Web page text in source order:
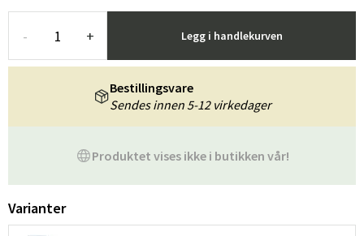
- + Legg i handlekurven
Produktet vises ikke i butikken vår!
Bestillingsvare
Sendes innen 5-12 virkedager
Varianter